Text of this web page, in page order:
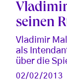
seinen
Vladimir
als
über die
02/02/2013